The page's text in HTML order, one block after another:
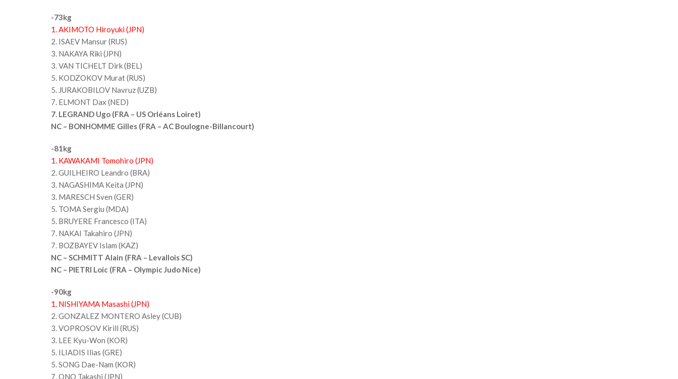
-73kg
1. AKIMOTO Hiroyuki (JPN)
2. ISAEV Mansur (RUS)
3. NAKAYA Riki (JPN)
3. VAN TICHELT Dirk (BEL)
5. KODZOKOV Murat (RUS)
5. JURAKOBILOV Navruz (UZB)
7. ELMONT Dax (NED)
7. LEGRAND Ugo (FRA – US Orléans Loiret)
NC – BONHOMME Gilles (FRA – AC Boulogne-Billancourt)
-81kg
1. KAWAKAMI Tomohiro (JPN)
2. GUILHEIRO Leandro (BRA)
3. NAGASHIMA Keita (JPN)
3. MARESCH Sven (GER)
5. TOMA Sergiu (MDA)
5. BRUYERE Francesco (ITA)
7. NAKAI Takahiro (JPN)
7. BOZBAYEV Islam (KAZ)
NC – SCHMITT Alain (FRA – Levallois SC)
NC – PIETRI Loic (FRA – Olympic Judo Nice)
-90kg
1. NISHIYAMA Masashi (JPN)
2. GONZALEZ MONTERO Asley (CUB)
3. VOPROSOV Kirill (RUS)
3. LEE Kyu-Won (KOR)
5. ILIADIS Ilias (GRE)
5. SONG Dae-Nam (KOR)
7. ONO Takashi (JPN)